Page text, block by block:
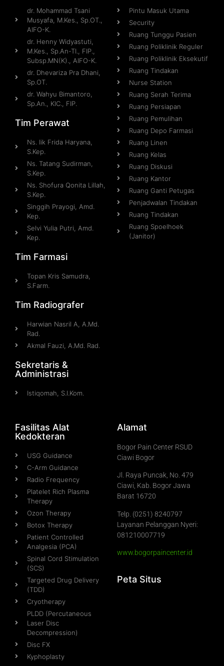
dr. Mohammad Tsani
Musyafa, M.Kes., Sp.OT.,
AIFO-K.
dr. Henny Widyastuti,
M.Kes., Sp.An-TI., FIP.,
Subsp.MN(K)., AIFO-K.
dr. Dhevariza Pra Dhani,
Sp.OT.
dr. Wahyu Bimantoro,
Sp.An., KIC., FIP.
Tim Perawat
Ns. Iik Frida Haryana,
S.Kep.
Ns. Tatang Sudirman,
S.Kep.
Ns. Shofura Qonita Lillah,
S.Kep.
Singgih Prayogi, Amd.
Kep.
Selvi Yulia Putri, Amd.
Kep.​
Tim Farmasi
Topan Kris Samudra,
S.Farm.
Tim Radiografer
Harwian Nasril A, A.Md.
Rad.
Akmal Fauzi, A.Md. Rad.
Sekretaris &
Administrasi
Istiqomah, S.I.Kom.
Pintu Masuk Utama
Security
Ruang Tunggu Pasien
Ruang Poliklinik Reguler
Ruang Poliklinik Eksekutif
Ruang Tindakan
Nurse Station
Ruang Serah Terima
Ruang Persiapan
Ruang Pemulihan
Ruang Depo Farmasi
Ruang Linen
Ruang Kelas
Ruang Diskusi
Ruang Kantor
Ruang Ganti Petugas
Penjadwalan Tindakan
Ruang Tindakan
Ruang Spoelhoek
(Janitor)
Fasilitas Alat
Kedokteran
USG Guidance
C-Arm Guidance
Radio Frequency
Platelet Rich Plasma
Therapy
Ozon Therapy
Botox Therapy
Patient Controlled
Analgesia (PCA)
Spinal Cord Stimulation
(SCS)
Targeted Drug Delivery
(TDD)
Cryotherapy
PLDD (Percutaneous
Laser Disc
Decompression)
Disc FX
Kyphoplasty
Alamat
Bogor Pain Center RSUD
Ciawi Bogor
Jl. Raya Puncak, No. 479
Ciawi, Kab. Bogor Jawa
Barat 16720
Telp. (0251) 8240797
Layanan Pelanggan Nyeri:
081210007719
www.bogorpaincenter.id
Peta Situs